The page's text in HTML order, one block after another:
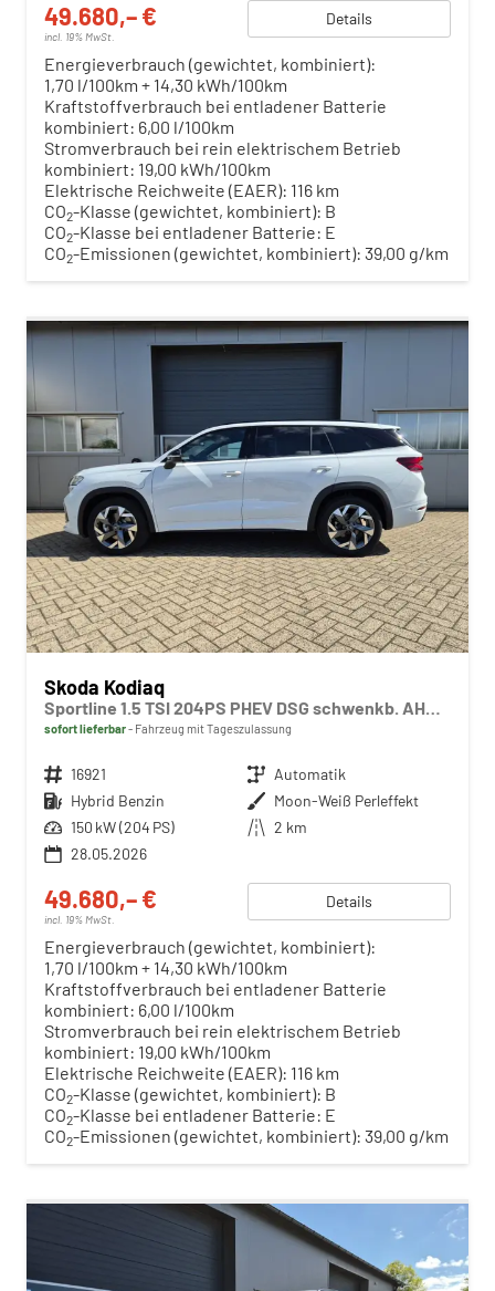
49.680,– €
incl. 19% MwSt.
Details
Energieverbrauch (gewichtet, kombiniert):
1,70 l/100km + 14,30 kWh/100km
Kraftstoffverbrauch bei entladener Batterie
kombiniert: 6,00 l/100km
Stromverbrauch bei rein elektrischem Betrieb
kombiniert: 19,00 kWh/100km
Elektrische Reichweite (EAER): 116 km
CO2-Klasse (gewichtet, kombiniert): B
CO2-Klasse bei entladener Batterie: E
CO2-Emissionen (gewichtet, kombiniert): 39,00 g/km
Skoda Kodiaq
Sportline 1.5 TSI 204PS PHEV DSG schwenkb. AHK elektr. PanoDach HUD Alcantara PDC v+h 360°Kamera CANTON Sound Klimaautomatik Sitzheizung Lenkradheizung Navi Apple CarPlay Android Auto 2xKeyless 19"LM vollelektr. Reichweite 116KM
sofort lieferbar Fahrzeug mit Tageszulassung
Fahrzeugnr. 16921 Getriebe Automatik
Kraftstoff Hybrid Benzin Außenfarbe Moon-Weiß Perleffekt
Leistung 150 kW (204 PS) Kilometerstand 2 km
28.05.2026
49.680,– €
incl. 19% MwSt.
Details
Energieverbrauch (gewichtet, kombiniert):
1,70 l/100km + 14,30 kWh/100km
Kraftstoffverbrauch bei entladener Batterie
kombiniert: 6,00 l/100km
Stromverbrauch bei rein elektrischem Betrieb
kombiniert: 19,00 kWh/100km
Elektrische Reichweite (EAER): 116 km
CO2-Klasse (gewichtet, kombiniert): B
CO2-Klasse bei entladener Batterie: E
CO2-Emissionen (gewichtet, kombiniert): 39,00 g/km